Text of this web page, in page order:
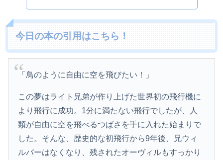
今日の本の引用はこちら！
「鳥のように自由に空を飛びたい！」
この夢はライト兄弟が作り上げた世界初の飛行機に
より飛行に成功。1分に満たない飛行でしたが、人
類が自由に空を飛べるつばさを手に入れた始まりで
した。そんな、歴史的な初飛行から9年後、兄ウィ
ルバーはなくなり、残されたオーヴィルもすっかり